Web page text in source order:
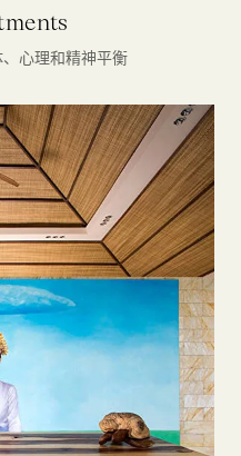
心理和精神平衡